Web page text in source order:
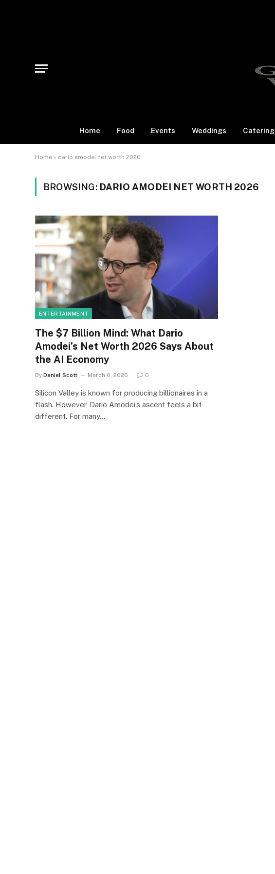
Home Food Events Weddings Catering
Home » dario amodei net worth 2026
BROWSING: DARIO AMODEI NET WORTH 2026
ENTERTAINMENT
The $7 Billion Mind: What Dario
Amodei’s Net Worth 2026 Says About
the AI Economy
By Daniel Scott March 6, 2026 0
Silicon Valley is known for producing billionaires in a
flash. However, Dario Amodei’s ascent feels a bit
different. For many…